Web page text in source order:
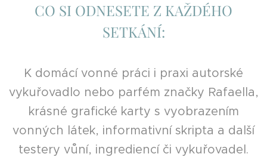
CO SI ODNESETE Z KAŽDÉHO
SETKÁNÍ:
K domácí vonné práci i praxi autorské
vykuřovadlo nebo parfém značky Rafaella,
krásné grafické karty s vyobrazením
vonných látek, informativní skripta a další
testery vůní, ingrediencí či vykuřovadel.